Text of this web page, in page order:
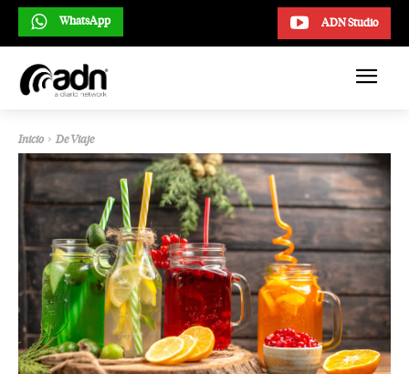
ADN Studio
WhatsApp
Inicio De Viaje